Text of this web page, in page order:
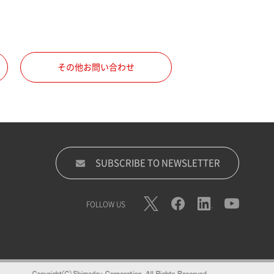
その他お問い合わせ
SUBSCRIBE TO NEWSLETTER
FOLLOW US